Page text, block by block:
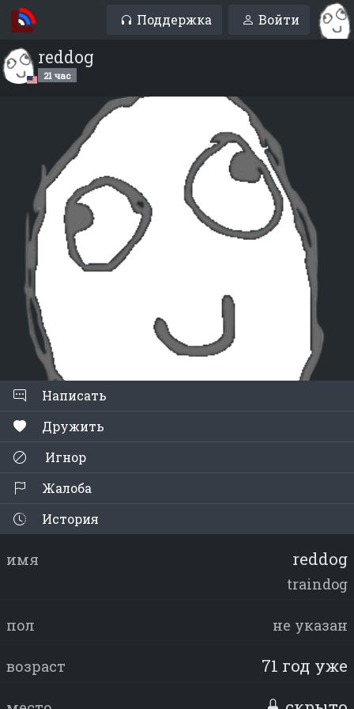
Поддержка Войти
reddog
21 час
Написать
Дружить
Игнор
Жалоба
История
имя reddog
traindog
пол не указан
возраст 71 год уже